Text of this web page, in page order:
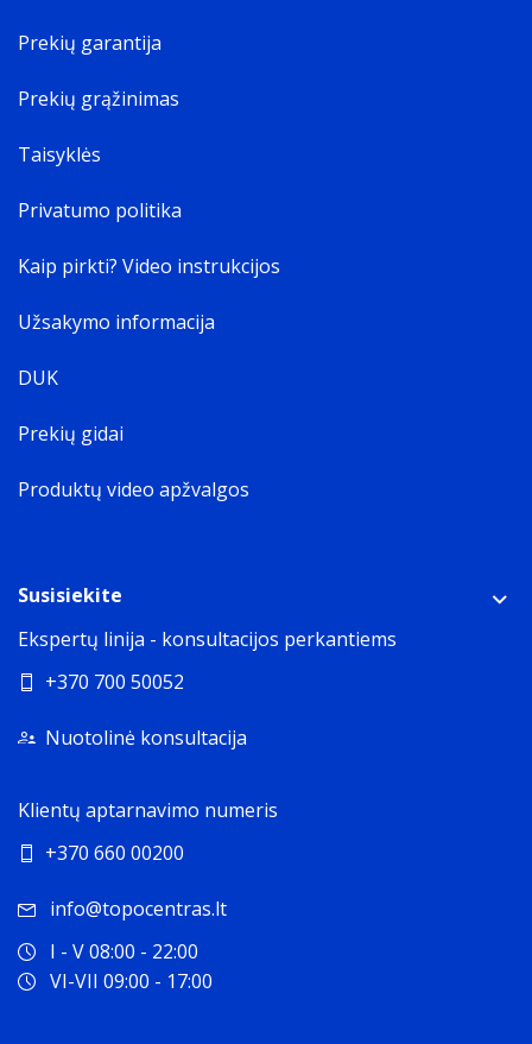
Prekių garantija
Prekių grąžinimas
Taisyklės
Privatumo politika
Kaip pirkti? Video instrukcijos
Užsakymo informacija
DUK
Prekių gidai
Produktų video apžvalgos
Susisiekite
Ekspertų linija - konsultacijos perkantiems
+370 700 50052
Nuotolinė konsultacija
Klientų aptarnavimo numeris
+370 660 00200
info@topocentras.lt
I - V 08:00 - 22:00
VI-VII 09:00 - 17:00